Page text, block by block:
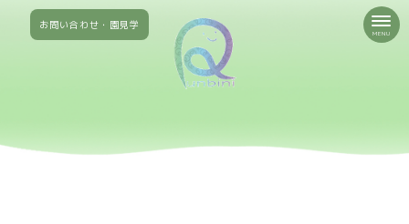
お問い合わせ・園見学
MENU